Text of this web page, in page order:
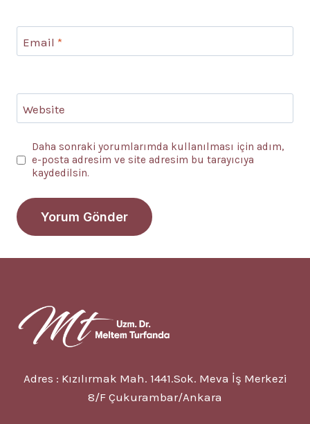
Email *
Website
Daha sonraki yorumlarımda kullanılması için adım,
e-posta adresim ve site adresim bu tarayıcıya
kaydedilsin.
Adres : Kızılırmak Mah. 1441.Sok. Meva İş Merkezi
8/F Çukurambar/Ankara